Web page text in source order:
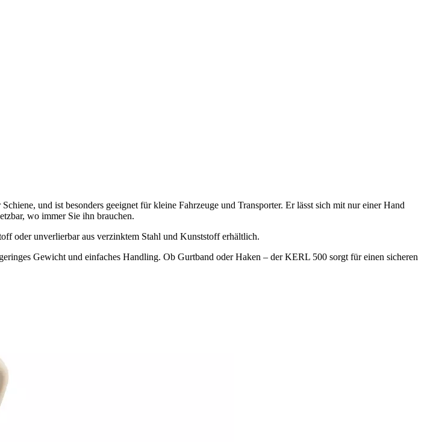
und ist besonders geeignet für kleine Fahrzeuge und Transporter. Er lässt sich mit nur einer Hand
wo immer Sie ihn brauchen.
oder unverlierbar aus verzinktem Stahl und Kunststoff erhältlich.
Gewicht und einfaches Handling. Ob Gurtband oder Haken – der KERL 500 sorgt für einen sicheren